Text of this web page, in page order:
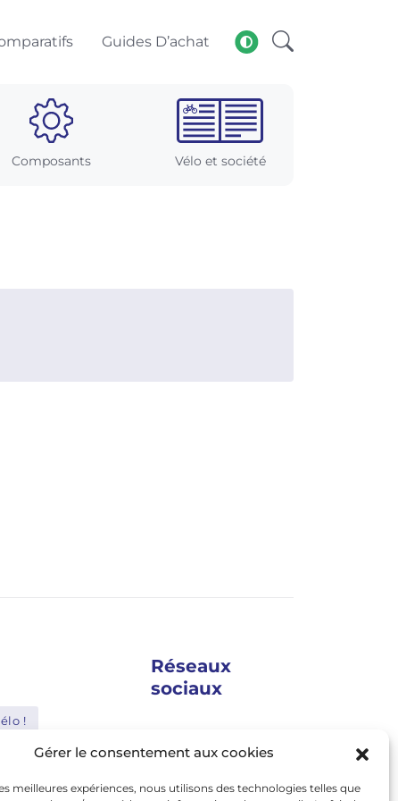
Gérer le consentement aux cookies
meilleures expériences, nous utilisons des technologies telles que
Guides D’achat
Composants Vélo et société
!
Shimano
Bosch
Réseaux
sociaux